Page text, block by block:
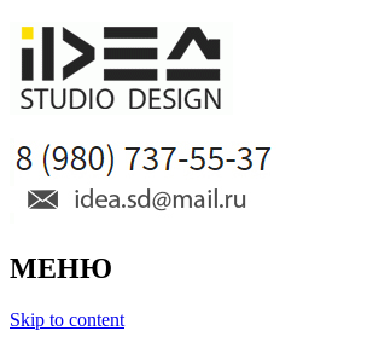
МЕНЮ
Skip to content